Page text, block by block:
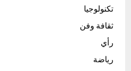
تكنولوجيا
ثقافة وفن
رأي
رياضة